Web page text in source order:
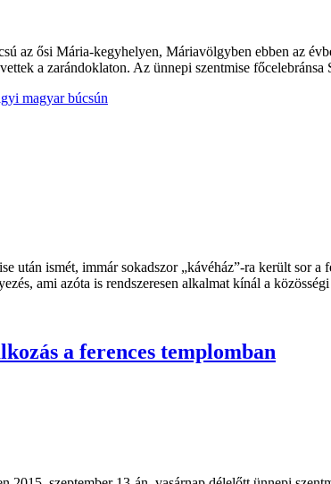
az ősi Mária-kegyhelyen, Máriavölgyben ebben az
a zarándoklaton. Az ünnepi szentmise
magyar búcsún
után ismét, immár sokadszor „kávéház”-ra került
ami azóta is rendszeresen alkalmat kínál a
a ferences templomban